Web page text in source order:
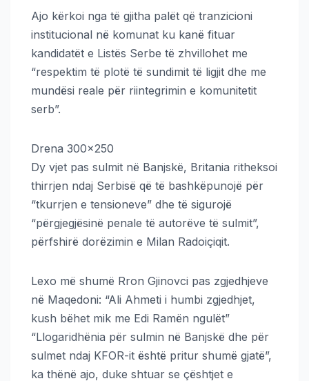
Ajo kërkoi nga të gjitha palët që tranzicioni
institucional në komunat ku kanë fituar
kandidatët e Listës Serbe të zhvillohet me
“respektim të plotë të sundimit të ligjit dhe me
mundësi reale për riintegrimin e komunitetit
serb”.
Drena 300×250
Dy vjet pas sulmit në Banjskë, Britania ritheksoi
thirrjen ndaj Serbisë që të bashkëpunojë për
“tkurrjen e tensioneve” dhe të sigurojë
“përgjegjësinë penale të autorëve të sulmit”,
përfshirë dorëzimin e Milan Radoiçiqit.
Lexo më shumë Rron Gjinovci pas zgjedhjeve
në Maqedoni: “Ali Ahmeti i humbi zgjedhjet,
kush bëhet mik me Edi Ramën ngulët”
“Llogaridhënia për sulmin në Banjskë dhe për
sulmet ndaj KFOR-it është pritur shumë gjatë”,
ka thënë ajo, duke shtuar se çështjet e